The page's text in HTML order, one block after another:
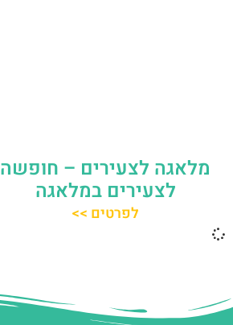
מלאגה לצעירים – חופשה
לצעירים במלאגה
לפרטים >>